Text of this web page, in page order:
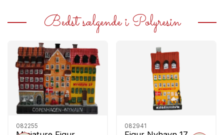
Bedst sælgende i Polyresin
082255 082941